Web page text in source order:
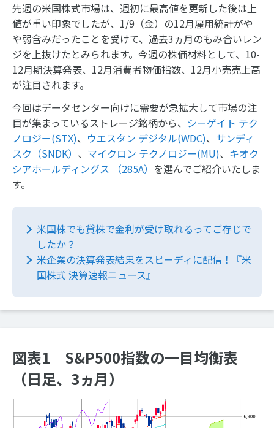
先週の米国株式市場は、週初に最高値を更新した後は上
値が重い印象でしたが、1/9（金）の12月雇用統計がや
や弱含みだったことを受けて、過去3ヵ月のもみ合いレン
ジを上抜けたとみられます。今週の株価材料として、10-
12月期決算発表、12月消費者物価指数、12月小売売上高
が注目されます。
今回はデータセンター向けに需要が急拡大して市場の注
目が集まっているストレージ銘柄から、 シーゲイト テク
ノロジー(STX)、 ウエスタン デジタル(WDC)、 サンディ
スク（SNDK） 、 マイクロン テクノロジー(MU)、 キオク
シアホールディングス （285A） を選んでご紹介いたしま
す。
米国株でも貸株で金利が受け取れるってご存じで
したか？
米企業の決算発表結果をスピーディに配信！『米
国株式 決算速報ニュース』
図表1 S&P500指数の一目均衡表
（日足、3ヵ月）